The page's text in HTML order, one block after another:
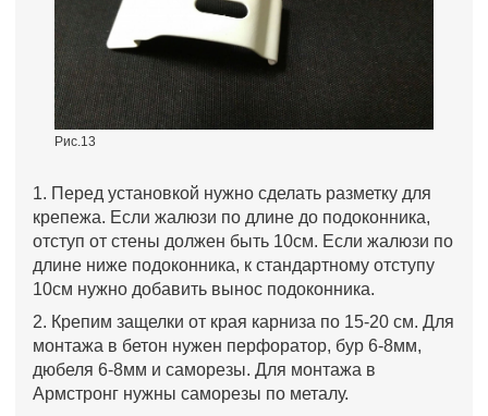
Рис.13
1. Перед установкой нужно сделать разметку для
крепежа. Если жалюзи по длине до подоконника,
отступ от стены должен быть 10см. Если жалюзи по
длине ниже подоконника, к стандартному отступу
10см нужно добавить вынос подоконника.
2. Крепим защелки от края карниза по 15-20 см. Для
монтажа в бетон нужен перфоратор, бур 6-8мм,
дюбеля 6-8мм и саморезы. Для монтажа в
Армстронг нужны саморезы по металу.